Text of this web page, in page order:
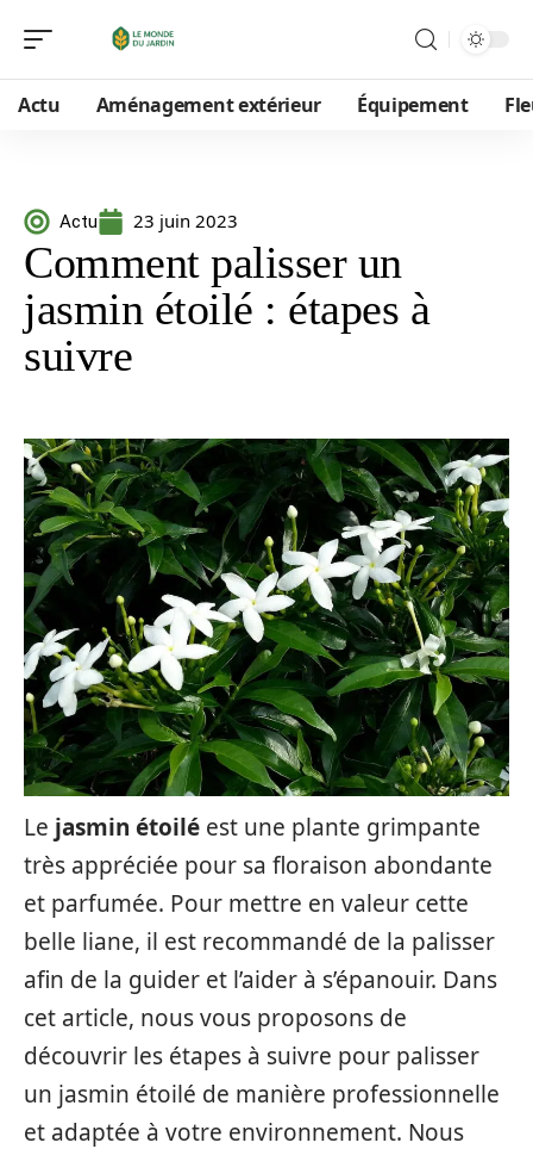
Actu Aménagement extérieur Équipement
Actu 23 juin 2023
Comment palisser un
jasmin étoilé : étapes à
suivre
Le jasmin étoilé est une plante grimpante
très appréciée pour sa floraison abondante
et parfumée. Pour mettre en valeur cette
belle liane, il est recommandé de la palisser
afin de la guider et l’aider à s’épanouir. Dans
cet article, nous vous proposons de
découvrir les étapes à suivre pour palisser
un jasmin étoilé de manière professionnelle
et adaptée à votre environnement. Nous